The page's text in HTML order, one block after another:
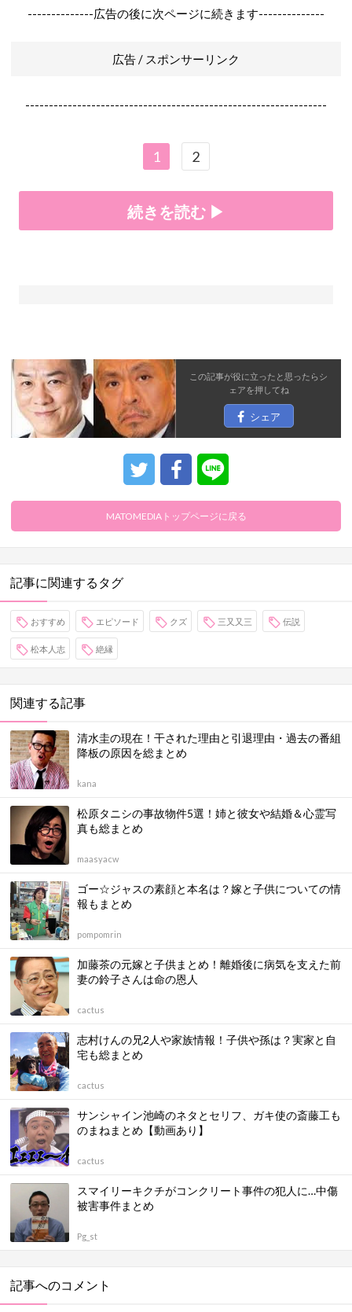
--------------広告の後に次ページに続きます--------------
広告 / スポンサーリンク
----------------------------------------------------------------
1 2
続きを読む ▶
この記事が役に立ったと思ったらシ
ェアを押してね
シェア
MATOMEDIAトップページに戻る
記事に関連するタグ
おすすめ エピソード クズ 三又又三 伝説
松本人志 絶縁
関連する記事
清水圭の現在！干された理由と引退理由・過去の番組
降板の原因を総まとめ
kana
松原タニシの事故物件5選！姉と彼女や結婚＆心霊写
真も総まとめ
maasyacw
ゴー☆ジャスの素顔と本名は？嫁と子供についての情
報もまとめ
pompomrin
加藤茶の元嫁と子供まとめ！離婚後に病気を支えた前
妻の鈴子さんは命の恩人
cactus
志村けんの兄2人や家族情報！子供や孫は？実家と自
宅も総まとめ
cactus
サンシャイン池崎のネタとセリフ、ガキ使の斎藤工も
のまねまとめ【動画あり】
cactus
スマイリーキクチがコンクリート事件の犯人に…中傷
被害事件まとめ
Pg_st
記事へのコメント